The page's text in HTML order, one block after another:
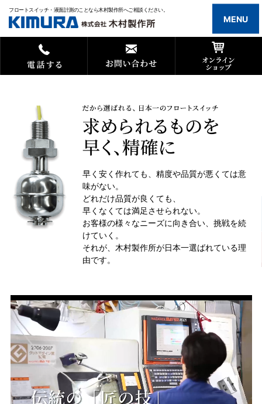
フロートスイッチ・液面計測のことなら木村製作所へご相談ください。
MENU
早く安く作れても、精度や品質が悪くては意
味がない。
どれだけ品質が良くても、
早くなくては満足させられない。
お客様の様々なニーズに向き合い、挑戦を続
けていく。
それが、木村製作所が日本一選ばれている理
由です。